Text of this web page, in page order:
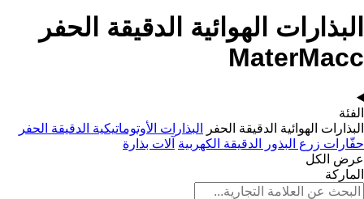
البذارات الهوائية الدقيقة الحفر
MaterMacc
الفئة
البذارات الهوائية الدقيقة الحفر
البذارات الأوتوماتيكية الدقيقة الحفر
حفّارات زرع البذور الدقيقة الكهربية آلات بذارة
عرض الكل
الماركة